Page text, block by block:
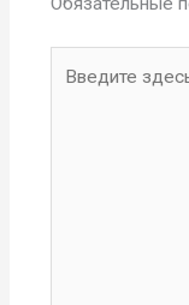
здесь...